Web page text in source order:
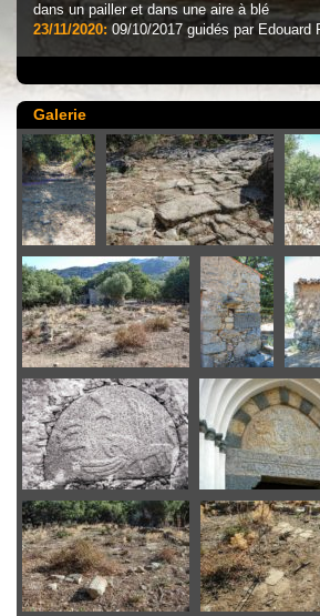
dans un pailler et dans une aire à blé
23/11/2020: 09/10/2017 guidés par Edouard
Galerie